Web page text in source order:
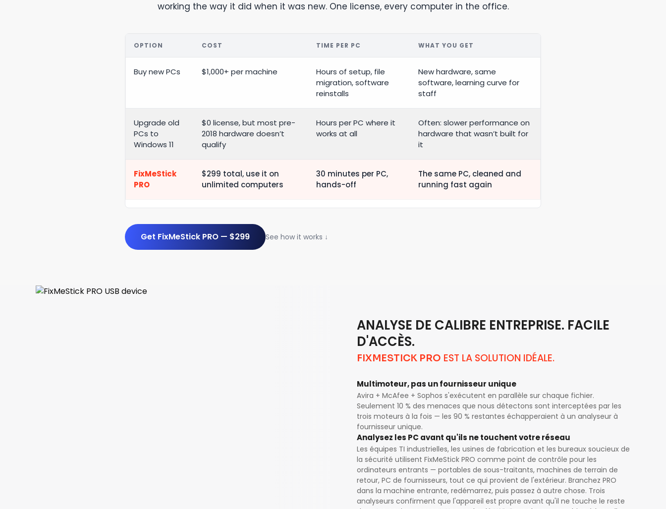
working the way it did when it was new. One license, every computer in the office.
OPTION COST TIME PER PC WHAT YOU GET
Buy new PCs $1,000+ per machine
Hours of setup, file
migration, software
reinstalls
New hardware, same
software, learning curve for
staff
Upgrade old
PCs to
Windows 11
$0 license, but most pre-
2018 hardware doesn’t
qualify
Hours per PC where it
works at all
Often: slower performance on
hardware that wasn’t built for
it
FixMeStick
PRO
$299 total, use it on
unlimited computers
30 minutes per PC,
hands-off
The same PC, cleaned and
running fast again
Get FixMeStick PRO — $299 See how it works ↓
ANALYSE DE CALIBRE ENTREPRISE. FACILE
D'ACCÈS.
FIXMESTICK PRO EST LA SOLUTION IDÉALE.
Multimoteur, pas un fournisseur unique
Avira + McAfee + Sophos s'exécutent en parallèle sur chaque fichier.
Seulement 10 % des menaces que nous détectons sont interceptées par les
trois moteurs à la fois — les 90 % restantes échapperaient à un analyseur à
fournisseur unique.
Analysez les PC avant qu'ils ne touchent votre réseau
Les équipes TI industrielles, les usines de fabrication et les bureaux soucieux de
la sécurité utilisent FixMeStick PRO comme point de contrôle pour les
ordinateurs entrants — portables de sous-traitants, machines de terrain de
retour, PC de fournisseurs, tout ce qui provient de l'extérieur. Branchez PRO
dans la machine entrante, redémarrez, puis passez à autre chose. Trois
analyseurs confirment que l'appareil est propre avant qu'il ne touche le reste